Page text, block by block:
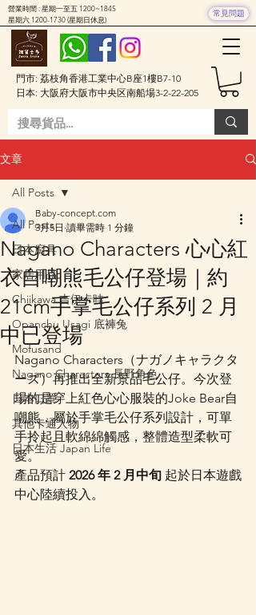
門市: 荔枝角香港工業中心B座1樓B7-10
日本: 大阪府大阪市中央区南船場3-2-22-205
營業時間 : 星期一至五 1200~1845
星期六 1200-1730(星期日休息)
常見問題
文章
All Posts
日本廚具
家居用品
Chiikawa 吉伊卡哇
Opanchu Usagi 底褲兔
Mofusand
Nagano Characters 長野角色
日本口罩
其他卡通人物
日本生活 Japan Life
All Posts
Nagano Characters 心心紅
衣自嘲熊毛公仔登場｜約
21cm手掌毛公仔系列 2 月
中已登場
Baby-concept.com
3月5日 讀畢需時 1 分鐘
Nagano Characters（ナガノキャラクタ
ーズ）再推出全新景品毛公仔。今次登
場的是穿上紅色心心服裝的Joke Bear自
嘲熊，屬於手掌毛公仔系列設計，可單
手拎起且軟綿綿觸感，整體造型柔軟可
愛。
產品預計 2026 年 2 月中旬 起於日本遊戲
中心陸續投入。